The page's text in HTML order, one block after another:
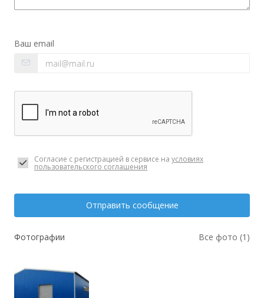
Ваш email
Согласие с регистрацией в сервисе на условиях
пользовательского соглашения
Отправить сообщение
Фотографии Все фото (1)